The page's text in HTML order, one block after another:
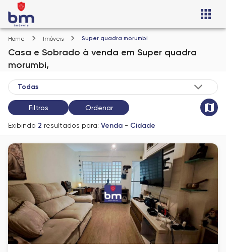
Home Imóveis Super quadra morumbi
Casa e Sobrado à venda em Super quadra
morumbi,
Filtros Ordenar
Exibindo 2 resultados para: Venda - Cidade